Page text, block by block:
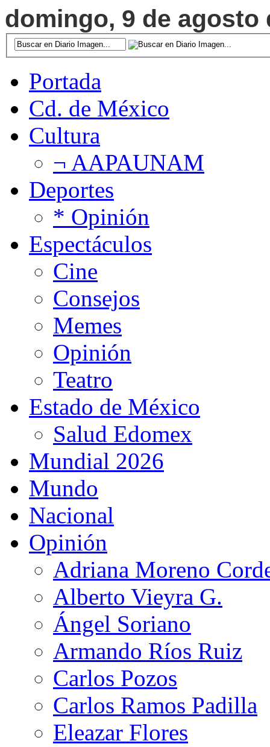
domingo, 9 de agosto
Portada
Cd. de México
Cultura
¬ AAPAUNAM
Deportes
* Opinión
Espectáculos
Cine
Consejos
Memes
Opinión
Teatro
Estado de México
Salud Edomex
Mundial 2026
Mundo
Nacional
Opinión
Adriana Moreno
Alberto Vieyra G.
Ángel Soriano
Armando Ríos Ruiz
Carlos Pozos
Carlos Ramos Padilla
Eleazar Flores